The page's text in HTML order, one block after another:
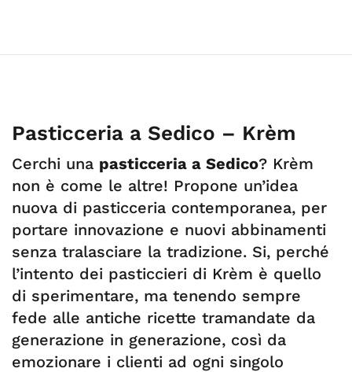
Pasticceria a Sedico – Krèm
Cerchi una pasticceria a Sedico? Krèm
non è come le altre! Propone un’idea
nuova di pasticceria contemporanea, per
portare innovazione e nuovi abbinamenti
senza tralasciare la tradizione. Si, perché
l’intento dei pasticcieri di Krèm è quello
di sperimentare, ma tenendo sempre
fede alle antiche ricette tramandate da
generazione in generazione, così da
emozionare i clienti ad ogni singolo